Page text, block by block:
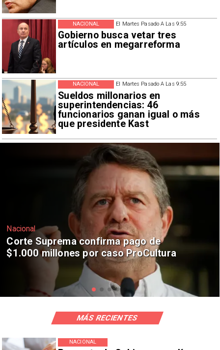
El Martes Pasado A Las 9:55
Gobierno busca vetar tres
artículos en megarreforma
NACIONAL
El Martes Pasado A Las 9:55
Sueldos millonarios en
superintendencias: 46
funcionarios ganan igual o más
que presidente Kast
NACIONAL
Nacional
Codelco suspende construcción de
Andes Norte en El Teniente por
riesgos sísmicos
NACIONAL
MÁS RECIENTES